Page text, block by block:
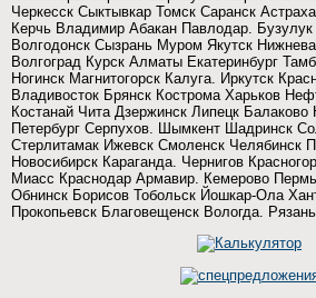
Черкесск Сыктывкар Томск Саранск
Керчь Владимир Абакан Павлодар. Бузулук
Волгодонск Сызрань Муром Якутск
Волгоград Курск Алматы Екатеринбург
Ногинск Магнитогорск Калуга. Иркутск
Владивосток Брянск Кострома Харьков
Костанай Чита Дзержинск Липецк
Петербург Серпухов. Шымкент Шадринск
Стерлитамак Ижевск Смоленск Челябинск
Новосибирск Караганда. Чернигов
Миасс Краснодар Армавир. Кемерово
Обнинск Борисов Тобольск Йошкар-Ола
Прокопьевск Благовещенск Вологда.